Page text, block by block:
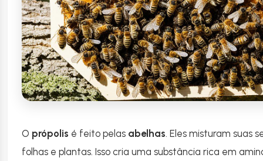
O própolis é feito pelas abelhas. Eles misturam suas
folhas e plantas. Isso cria uma substância rica em